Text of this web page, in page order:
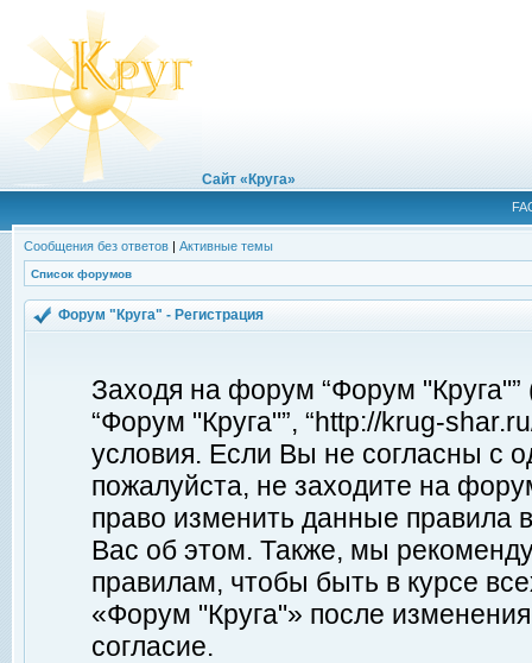
Сайт «Круга»
Сообщения без ответов | Активные темы
Список форумов
Форум "Круга" - Регистрация
Заходя на форум “Форум
“Форум "Круга"”, “http://krug-
условия. Если Вы не согласны с
пожалуйста, не заходите на
право изменить данные правила
Вас об этом. Также, мы
правилам, чтобы быть в курсе
«Форум "Круга"» после
согласие.